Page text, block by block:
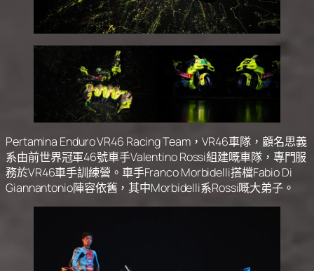
Pertamina Enduro VR46 Racing Team，VR46車隊，顧名思義
系由前世界冠軍46號車手Valentino Rossi組建嘅車隊，專門服
務於VR46車手訓練營。車手Franco Morbidelli搭檔Fabio Di
Giannantonio陣容依舊，其中Morbidelli系Rossi嘅大弟子。